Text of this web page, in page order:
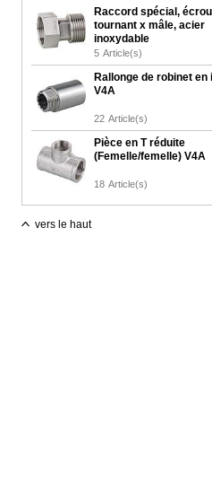
Raccord spécial,
tournant x mâle, acier
inoxydable
5 Article(s)
Rallonge de robinet en
V4A
22 Article(s)
Pièce en T réduite
(Femelle/femelle) V4A
18 Article(s)
vers le haut